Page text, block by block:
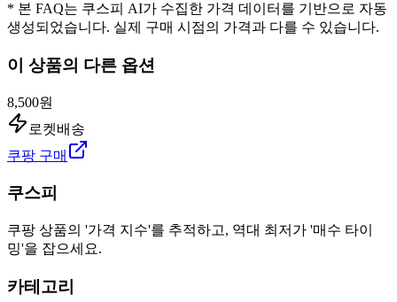
* 본 FAQ는 쿠스피 AI가 수집한 가격 데이터를 기반으로 자동
생성되었습니다. 실제 구매 시점의 가격과 다를 수 있습니다.
이 상품의 다른 옵션
8,500원
로켓배송
쿠팡 구매
쿠스피
쿠팡 상품의 '가격 지수'를 추적하고, 역대 최저가 '매수 타이
밍'을 잡으세요.
카테고리